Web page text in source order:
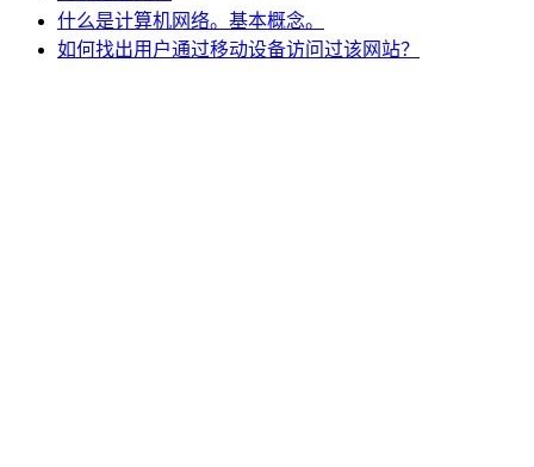
什么是计算机网络。基本概念。
如何找出用户通过移动设备访问过该网站？